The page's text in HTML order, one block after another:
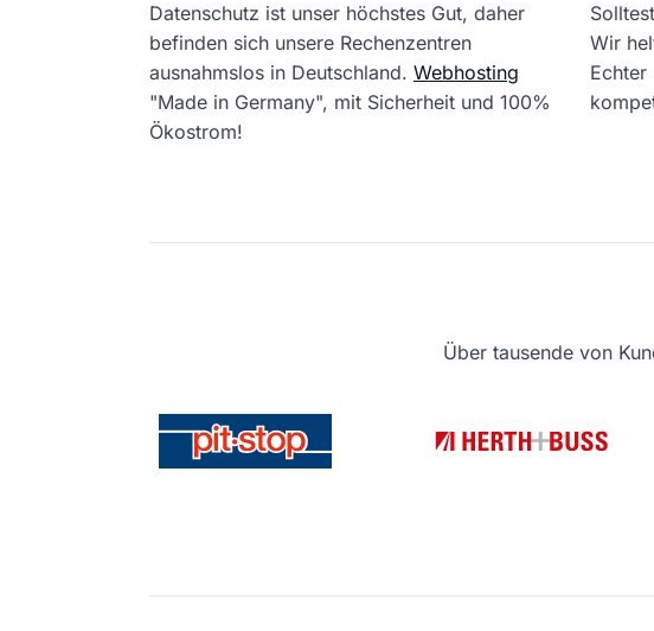
Datenschutz ist unser höchstes Gut, daher
befinden sich unsere Rechenzentren
ausnahmslos in Deutschland. Webhosting
"Made in Germany", mit Sicherheit und 100%
Ökostrom!
Wir
Über tausende von